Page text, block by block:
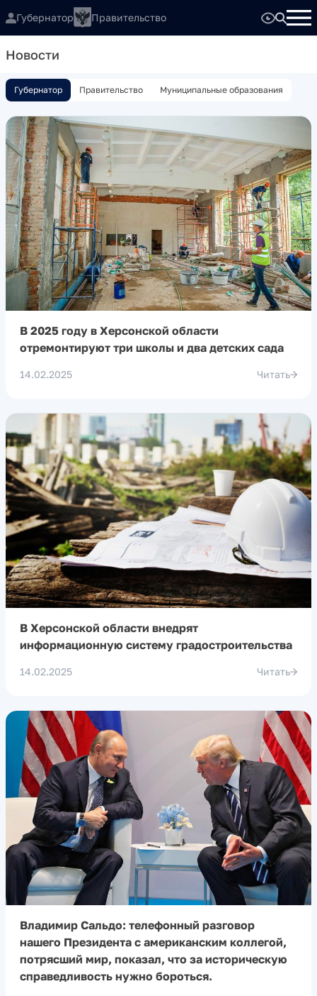
Губернатор Правительство
Новости
Губернатор Правительство Муниципальные образования
В 2025 году в Херсонской области
отремонтируют три школы и два детских сада
14.02.2025 Читать
В Херсонской области внедрят
информационную систему градостроительства
14.02.2025 Читать
Владимир Сальдо: телефонный разговор
нашего Президента с американским коллегой,
потрясший мир, показал, что за историческую
справедливость нужно бороться.